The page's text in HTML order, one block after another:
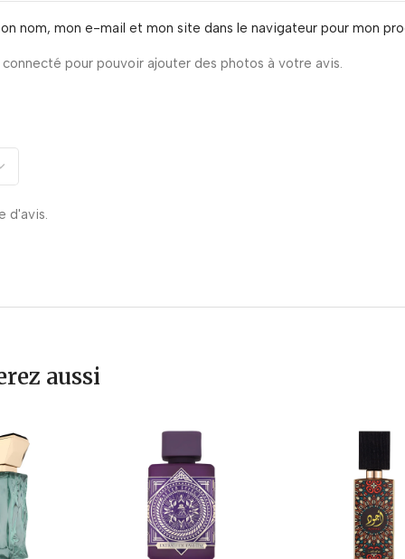
d'avis.
nom, mon e-mail et mon site dans le navigateur pour mon
pour pouvoir ajouter des photos à votre avis.
aussi